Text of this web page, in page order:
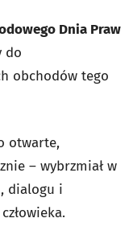
Dnia Praw
do
obchodów tego
otwarte,
– wybrzmiał w
dialogu i